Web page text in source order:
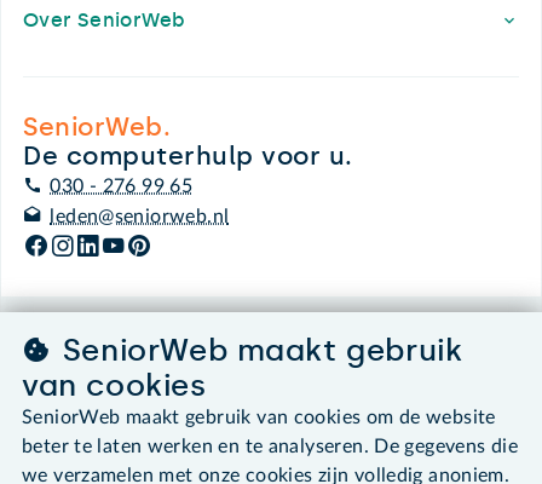
Over SeniorWeb
SeniorWeb.
De computerhulp voor u.
030 - 276 99 65
leden@seniorweb.nl
©2026 SeniorWeb
Algemene voorwaarden
SeniorWeb maakt gebruik
van cookies
SeniorWeb maakt gebruik van cookies om de website
beter te laten werken en te analyseren. De gegevens die
we verzamelen met onze cookies zijn volledig anoniem.